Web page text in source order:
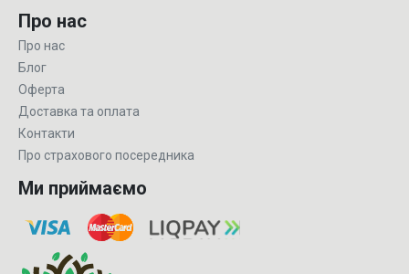
Про нас
Про нас
Блог
Оферта
Доставка та оплата
Контакти
Про страхового посередника
Ми приймаємо